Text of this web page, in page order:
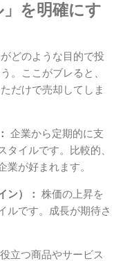
を明確にす
どのような目的で投
。ここがブレると、
だけで売却してしま
企業から定期的に支
イルです。比較的、
が好まれます。
ン）： 株価の上昇を
ルです。成長が期待さ
立つ商品やサービス